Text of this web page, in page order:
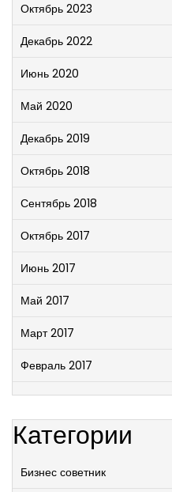
Октябрь 2023
Декабрь 2022
Июнь 2020
Май 2020
Декабрь 2019
Октябрь 2018
Сентябрь 2018
Октябрь 2017
Июнь 2017
Май 2017
Март 2017
Февраль 2017
Категории
Бизнес советник